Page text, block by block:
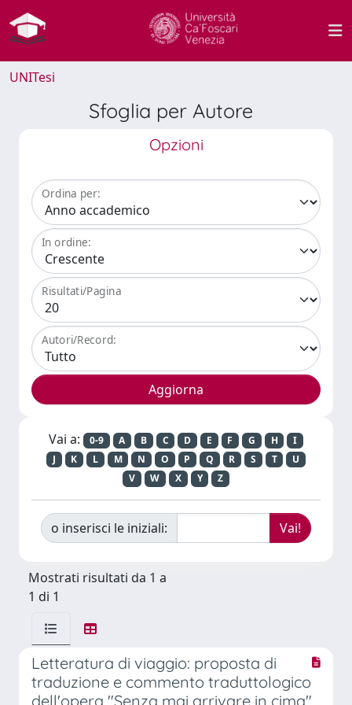
UNITesi
Sfoglia per Autore
Opzioni
Ordina per:
In ordine:
Risultati/Pagina
Autori/Record:
Vai a: 0-9 A B C D E F G H
I
J
K L M N O P Q R S T
U
V
W X Y Z
o inserisci le iniziali:
Mostrati risultati da 1 a
1 di 1
Letteratura di viaggio: proposta di
traduzione e commento traduttologico
dell'opera "Senza mai arrivare in cima"